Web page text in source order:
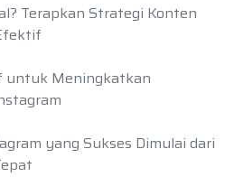
Terapkan Strategi Konten
untuk Meningkatkan
yang Sukses Dimulai dari